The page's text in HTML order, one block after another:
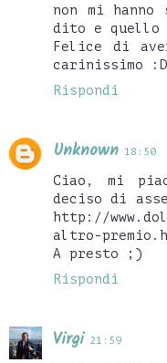
non mi
dito e quello
Felice di
carinissimo
Rispondi
Unknown 18:50
Ciao, mi
deciso di
http://
altro-
A presto ;)
Rispondi
Virgi 21:59